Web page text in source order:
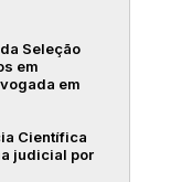
Seleção
em
em
Científica
judicial por